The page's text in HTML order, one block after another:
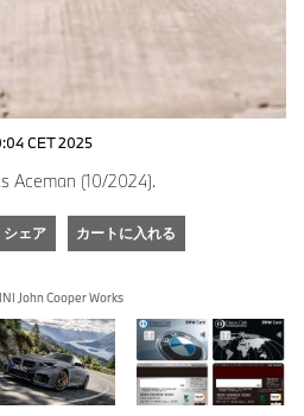
CET 2025
Aceman (10/2024).
シェア カートに入れる
John Cooper Works